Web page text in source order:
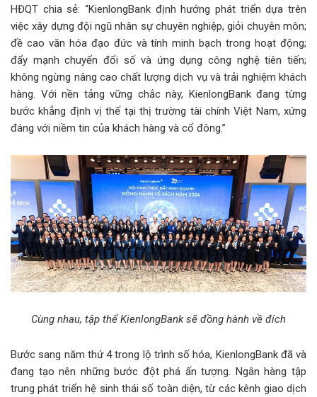
HĐQT chia sẻ: “KienlongBank định hướng phát triển dựa trên
việc xây dựng đội ngũ nhân sự chuyên nghiệp, giỏi chuyên môn;
đề cao văn hóa đạo đức và tính minh bạch trong hoạt động;
đẩy mạnh chuyển đổi số và ứng dụng công nghệ tiên tiến;
không ngừng nâng cao chất lượng dịch vụ và trải nghiệm khách
hàng. Với nền tảng vững chắc này, KienlongBank đang từng
bước khẳng định vị thế tại thị trường tài chính Việt Nam, xứng
đáng với niềm tin của khách hàng và cổ đông.”
Cùng nhau, tập thể KienlongBank sẽ đồng hành về đích
Bước sang năm thứ 4 trong lộ trình số hóa, KienlongBank đã và
đang tạo nên những bước đột phá ấn tượng. Ngân hàng tập
trung phát triển hệ sinh thái số toàn diện, từ các kênh giao dịch